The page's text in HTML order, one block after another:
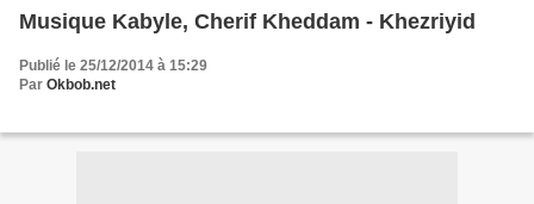
Musique Kabyle, Cherif Kheddam - Khezriyid
Publié le 25/12/2014 à 15:29
Par Okbob.net